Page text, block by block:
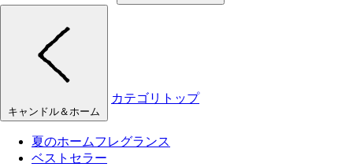
キャンドル＆ホーム
カテゴリトップ
夏のホームフレグランス
ベストセラー